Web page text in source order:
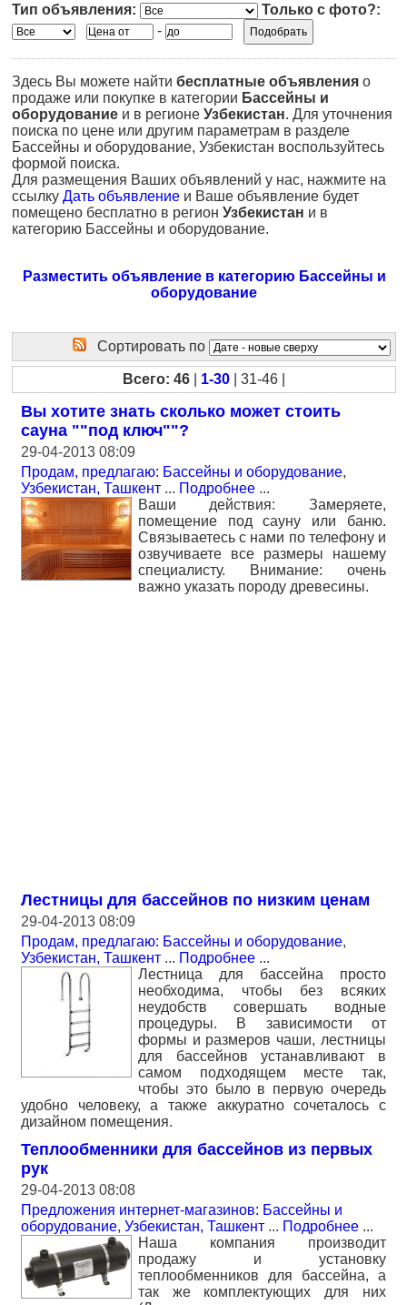
Тип объявления:
Только с фото?:
-
Здесь Вы можете найти бесплатные объявления о
продаже или покупке в категории Бассейны и
оборудование и в регионе Узбекистан. Для уточнения
поиска по цене или другим параметрам в разделе
Бассейны и оборудование, Узбекистан воспользуйтесь
формой поиска.
Для размещения Ваших объявлений у нас, нажмите на
ссылку Дать объявление и Ваше объявление будет
помещено бесплатно в регион Узбекистан и в
категорию Бассейны и оборудование.
Разместить объявление в категорию Бассейны и
оборудование
Сортировать по
Всего: 46 1-30 | 31-46 |
Вы хотите знать сколько может стоить
сауна ""под ключ""?
29-04-2013 08:09
Продам, предлагаю: Бассейны и оборудование,
Узбекистан, Ташкент ... Подробнее ...
Ваши действия: Замеряете,
помещение под сауну или баню.
Связываетесь с нами по телефону и
озвучиваете все размеры нашему
специалисту. Внимание: очень
важно указать породу древесины.
Лестницы для бассейнов по низким ценам
29-04-2013 08:09
Продам, предлагаю: Бассейны и оборудование,
Узбекистан, Ташкент ... Подробнее ...
Лестница для бассейна просто
необходима, чтобы без всяких
неудобств совершать водные
процедуры. В зависимости от
формы и размеров чаши, лестницы
для бассейнов устанавливают в
самом подходящем месте так,
чтобы это было в первую очередь
удобно человеку, а также аккуратно сочеталось с
дизайном помещения.
Теплообменники для бассейнов из первых
рук
29-04-2013 08:08
Предложения интернет-магазинов: Бассейны и
оборудование, Узбекистан, Ташкент ... Подробнее ...
Наша компания производит
продажу и установку
теплообменников для бассейна, а
так же комплектующих для них